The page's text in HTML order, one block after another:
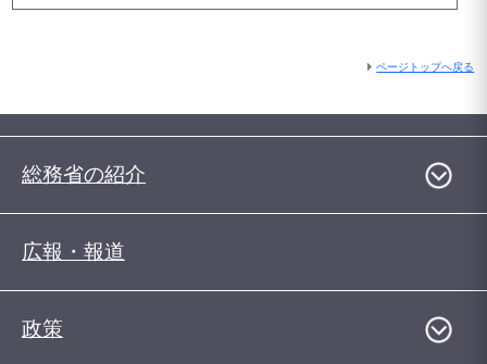
ページトップへ戻る
総務省の紹介
広報・報道
政策